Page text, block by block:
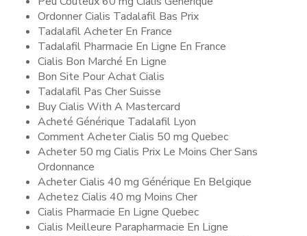
Ordonner Cialis Tadalafil Bas Prix
Tadalafil Acheter En France
Tadalafil Pharmacie En Ligne En France
Cialis Bon Marché En Ligne
Bon Site Pour Achat Cialis
Tadalafil Pas Cher Suisse
Buy Cialis With A Mastercard
Acheté Générique Tadalafil Lyon
Comment Acheter Cialis 50 mg Quebec
Acheter 50 mg Cialis Prix Le Moins Cher Sans
Ordonnance
Acheter Cialis 40 mg Générique En Belgique
Achetez Cialis 40 mg Moins Cher
Cialis Pharmacie En Ligne Quebec
Cialis Meilleure Parapharmacie En Ligne